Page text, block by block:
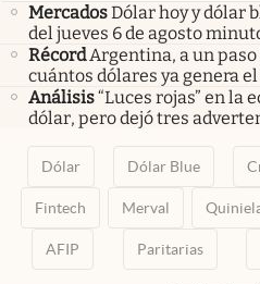
MercadosDólar hoy y dólar
del jueves 6 de agosto
Récord Argentina, a un
cuántos dólares ya genera
Análisis“Luces rojas” en la
dólar, pero dejó tres
Dólar Dólar Blue
Fintech Merval
AFIP Paritarias